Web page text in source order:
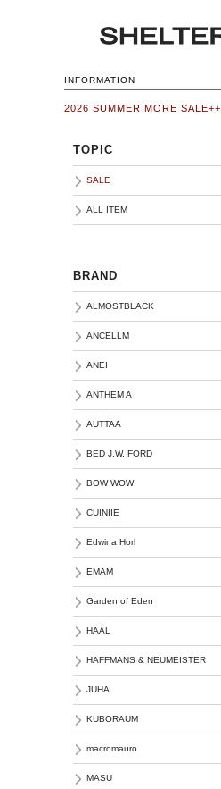
INFORMATION
2026 SUMMER MORE SALE++
TOPIC
SALE
ALL ITEM
BRAND
ALMOSTBLACK
ANCELLM
ANEI
ANTHEM A
AUTTAA
BED J.W. FORD
BOW WOW
CUINIIE
Edwina Horl
EMAM
Garden of Eden
HAAL
HAFFMANS & NEUMEISTER
JUHA
KUBORAUM
macromauro
MASU